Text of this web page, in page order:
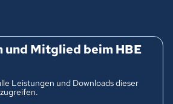
Mitglied beim HBE
Leistungen und Downloads dieser